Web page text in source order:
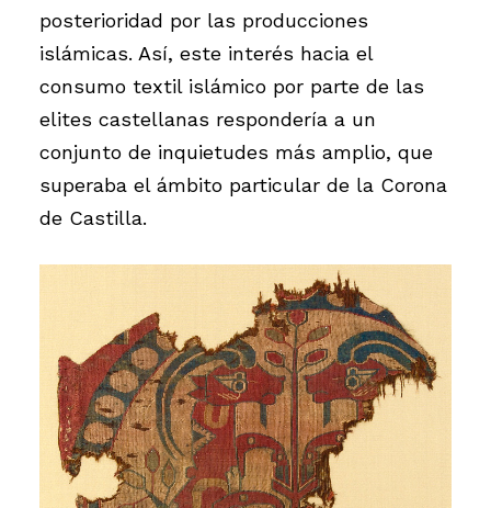
posterioridad por las producciones
islámicas. Así, este interés hacia el
consumo textil islámico por parte de las
elites castellanas respondería a un
conjunto de inquietudes más amplio, que
superaba el ámbito particular de la Corona
de Castilla.